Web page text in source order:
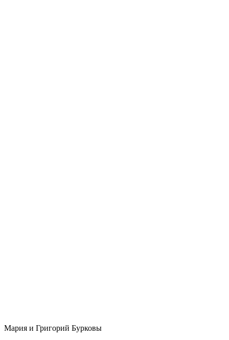
Мария и Григорий Бурковы